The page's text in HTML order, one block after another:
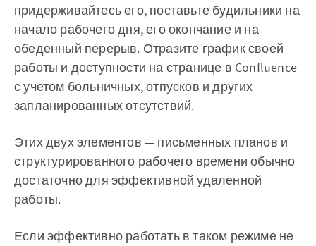
придерживайтесь его, поставьте будильники на
начало рабочего дня, его окончание и на
обеденный перерыв. Отразите график своей
работы и доступности на странице в Confluence
с учетом больничных, отпусков и других
запланированных отсутствий.
Этих двух элементов — письменных планов и
структурированного рабочего времени обычно
достаточно для эффективной удаленной
работы.
Если эффективно работать в таком режиме не